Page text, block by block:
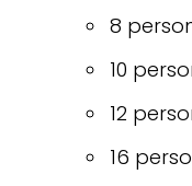
8
10
12
16